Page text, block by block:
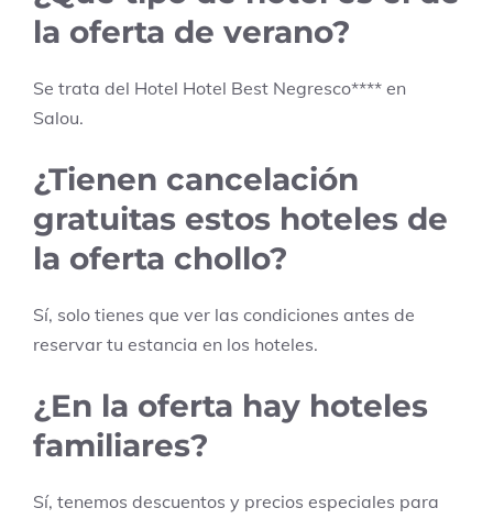
la oferta de verano?
Se trata del Hotel Hotel Best Negresco**** en
Salou.
¿Tienen cancelación
gratuitas estos hoteles de
la oferta chollo?
Sí, solo tienes que ver las condiciones antes de
reservar tu estancia en los hoteles.
¿En la oferta hay hoteles
familiares?
Sí, tenemos descuentos y precios especiales para